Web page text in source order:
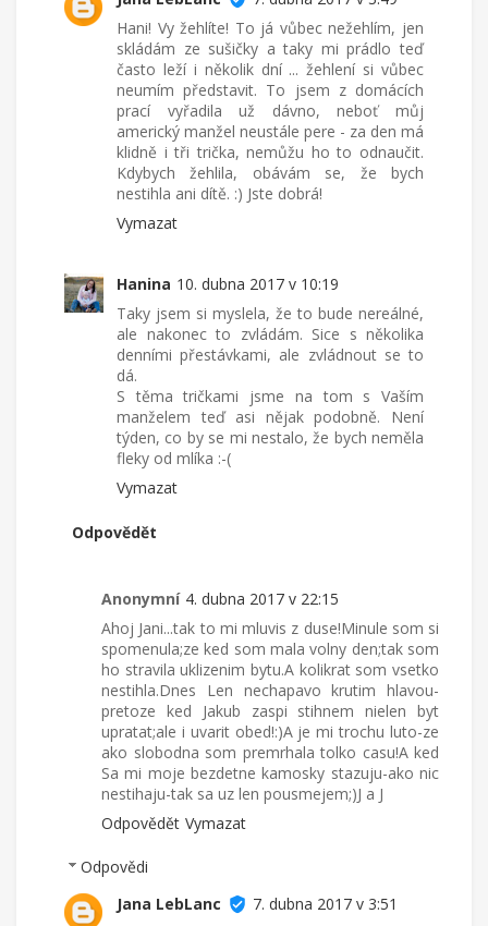
Hani! Vy žehlíte! To já vůbec nežehlím, jen
skládám ze sušičky a taky mi prádlo teď
často leží i několik dní ... žehlení si vůbec
neumím představit. To jsem z domácích
prací vyřadila už dávno, neboť můj
americký manžel neustále pere - za den má
klidně i tři trička, nemůžu ho to odnaučit.
Kdybych žehlila, obávám se, že bych
nestihla ani dítě. :) Jste dobrá!
Vymazat
Hanina 10. dubna 2017 v 10:19
Taky jsem si myslela, že to bude nereálné,
ale nakonec to zvládám. Sice s několika
denními přestávkami, ale zvládnout se to
dá.
S těma tričkami jsme na tom s Vaším
manželem teď asi nějak podobně. Není
týden, co by se mi nestalo, že bych neměla
fleky od mlíka :-(
Vymazat
Odpovědět
Anonymní 4. dubna 2017 v 22:15
Ahoj Jani...tak to mi mluvis z duse!Minule som si
spomenula;ze ked som mala volny den;tak som
ho stravila uklizenim bytu.A kolikrat som vsetko
nestihla.Dnes Len nechapavo krutim hlavou-
pretoze ked Jakub zaspi stihnem nielen byt
upratat;ale i uvarit obed!:)A je mi trochu luto-ze
ako slobodna som premrhala tolko casu!A ked
Sa mi moje bezdetne kamosky stazuju-ako nic
nestihaju-tak sa uz len pousmejem;)J a J
Odpovědět Vymazat
Odpovědi
Jana LebLanc
7. dubna 2017 v 3:51